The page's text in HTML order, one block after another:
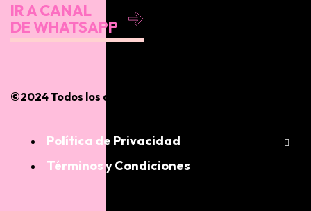
IR A CANAL
DE WHATSAPP
©2024 Todos los derechos reservados
Política de Privacidad
Términos y Condiciones